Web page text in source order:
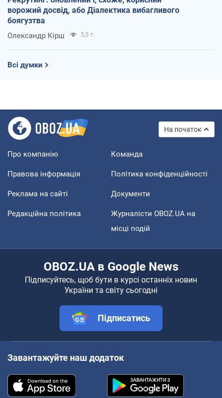
ворожий досвід, або Діалектика вибагливого
боягузтва
Олександр Кірш 5,5 т.
Всі думки
На початок
Про компанію Команда
Правова інформація Політика конфіденційності
Реклама на сайті Документи
Редакційна політика
Журналісти OBOZ.UA на
місці подій
OBOZ.UA в Google News
Підписуйтесь, щоб бути в курсі останніх новин
України та світу сьогодні
Підписатись
Завантажуйте наш додаток